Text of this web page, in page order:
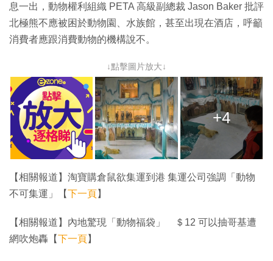
息一出，動物權利組織 PETA 高級副總裁 Jason Baker 批評
北極熊不應被困於動物園、水族館，甚至出現在酒店，呼籲
消費者應跟消費動物的機構說不。
↓點擊圖片放大↓
+4
【相關報道】淘寶購倉鼠欲集運到港 集運公司強調「動物
不可集運」【下一頁】
【相關報道】內地驚現「動物福袋」 ＄12 可以抽哥基遭
網吹炮轟【下一頁】